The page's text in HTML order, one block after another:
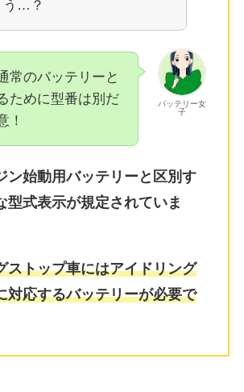
う…？
バッテリー女
子
常のバッテリーと
ために型番は別だ
！
ン始動用バッテリーと区別す
型式表示が規定されていま
ストップ車にはアイドリング
対応するバッテリーが必要で